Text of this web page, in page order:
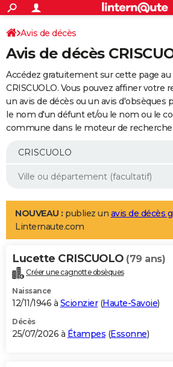
ACTUALITÉS
Politique
Société
Faits Divers
Education
Monde
Villes
+
SPORT
Coupe du monde 2026
Football
Tennis
Cyclisme
Rugby
Forum
Programme TV
TNT
Streaming
Cinéma
Sorties cinéma
Musique
+
FINANCE
Impôts
Immobilier
Risques naturels par ville
Banque
Assurance
Crédit
AUTO
Essais
Réserver un essai
Citadines
Berlines
SUV
Forum auto
+
Mobiles
Meilleur smartphone
Internet
Ordinateurs
Jeux vidéo
Guide high-tech
Aménagement intérieur
LIFESTYLE
Art de vivre
Bien-être
Loisirs
Mode
Modes de vie
Alimentation
Guide de la santé
Maladies
Médicaments
Sommeil
VOYAGE
Destinations
City break
Voyage nature
Voyage de noces
Forum
Climat
+PHOTO
GUIDES D'ACHAT
BONS PLANS
Avis de décès
Avis de décès
Accédez gratuitement sur cette page au
CRISCUOLO. Vous pouvez affiner votre
un avis de décès ou un avis d'obsèques
le nom d'un défunt et/ou le nom ou le
commune dans le moteur de recherche
NOUVEAU : publiez un avis de décès
Linternaute.com
Lucette CRISCUOLO (79 ans)
Créer une cagnotte obsèques
Naissance
12/11/1946 à Scionzier(Haute-Savoie)
Décès
25/07/2026 à Étampes (Essonne)